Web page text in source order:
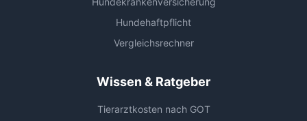
Hundehaftpflicht
Vergleichsrechner
Wissen & Ratgeber
Tierarztkosten nach GOT